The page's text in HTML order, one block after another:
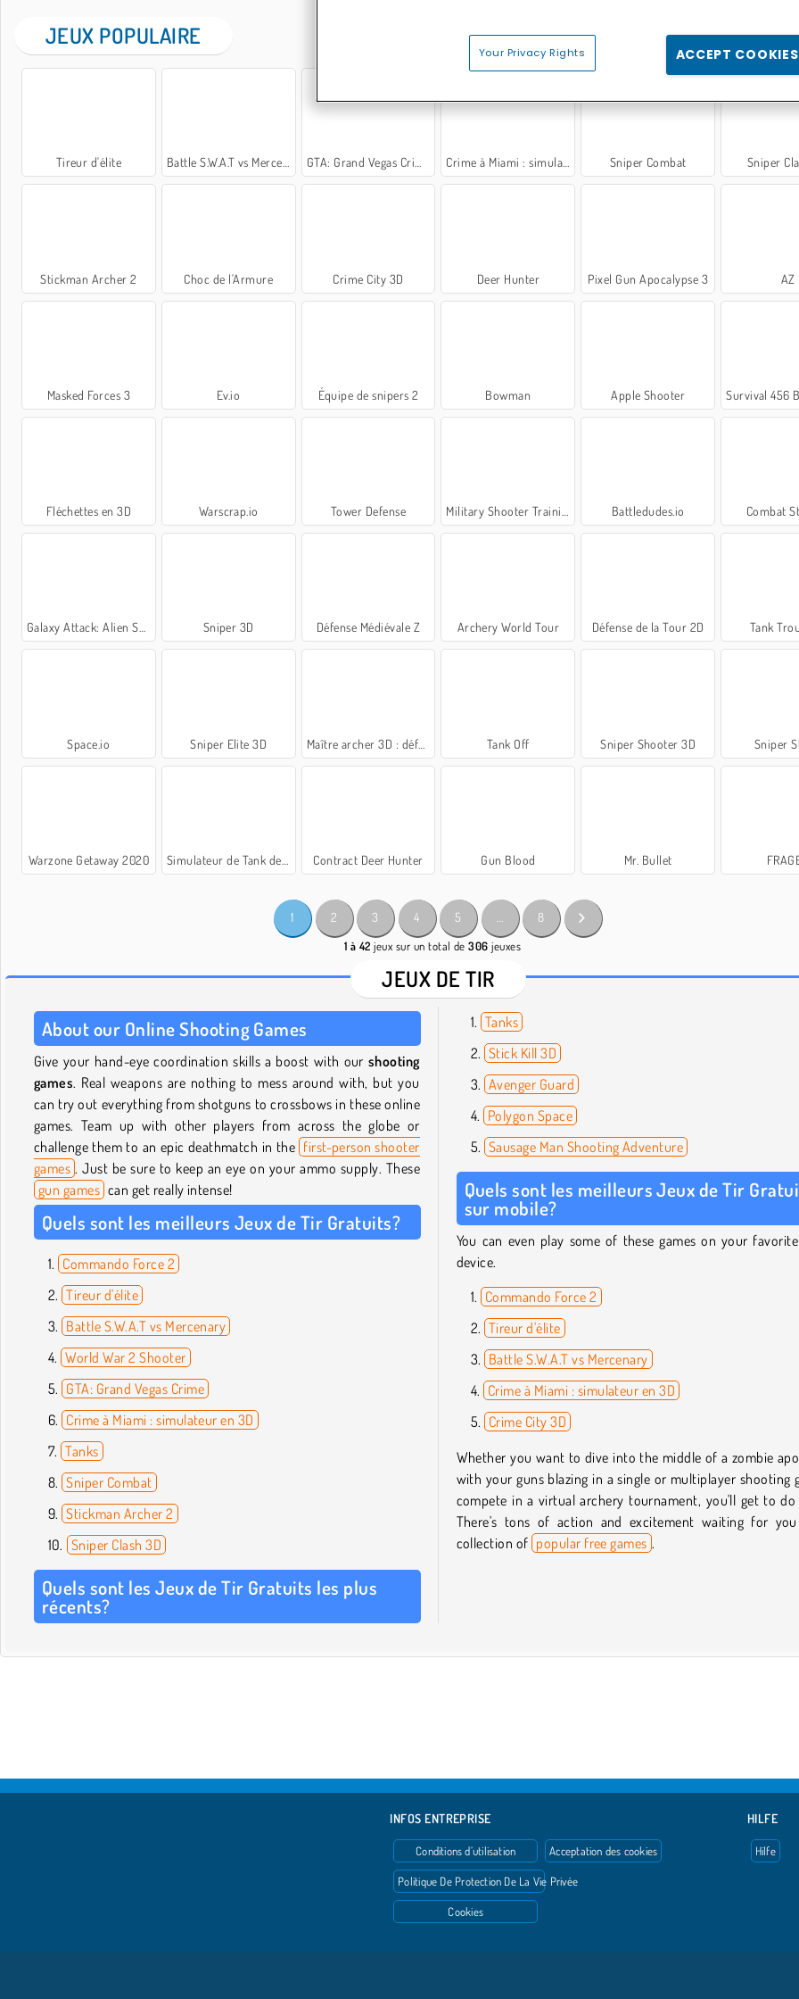
JEUX POPULAIRE
Tireur d'élite Battle S.W.A.T vs Mercenary GTA: Grand Vegas Crime Crime à Miami : simulateur en 3D Sniper Combat Sniper
Stickman Archer 2 Choc de l'Armure Crime City 3D Deer Hunter Pixel Gun Apocalypse 3 AZ
Masked Forces 3 Ev.io Équipe de snipers 2 Bowman Apple Shooter Survival 456 But
Fléchettes en 3D Warscrap.io Tower Defense Military Shooter Training Battledudes.io Combat
Galaxy Attack: Alien Shooter Sniper 3D Défense Médiévale Z Archery World Tour Défense de la Tour 2D Tank
Space.io Sniper Elite 3D Maître archer 3D : défense du château Tank Off Sniper Shooter 3D Sniper
Warzone Getaway 2020 Simulateur de Tank de Guerre Contract Deer Hunter Gun Blood Mr. Bullet
1 2 3 4 5 8
1 à 42 jeux sur un total de306 jeuxes
JEUX DE TIR
About our Online Shooting Games
Give your hand-eye coordination skills a boost with our shooting
games. Real weapons are nothing to mess around with, but you
can try out everything from shotguns to crossbows in these online
games. Team up with other players from across the globe or
challenge them to an epic deathmatch in the first-person shooter
games . Just be sure to keep an eye on your ammo supply. These
gun games can get really intense!
Quels sont les meilleurs Jeux de Tir Gratuits?
Commando Force 2
Tireur d'élite
Battle S.W.A.T vs Mercenary
World War 2 Shooter
GTA: Grand Vegas Crime
Crime à Miami : simulateur en 3D
Tanks
Sniper Combat
Stickman Archer 2
Sniper Clash 3D
Quels sont les Jeux de Tir Gratuits les plus
récents?
Tanks
Stick Kill 3D
Avenger Guard
Polygon Space
Sausage Man Shooting Adventure
Quels sont les meilleurs Jeux de Tir
sur mobile?
You can even play some of these games on your
device.
Commando Force 2
Tireur d'élite
Battle S.W.A.T vs Mercenary
Crime à Miami : simulateur en 3D
Crime City 3D
Whether you want to dive into the middle of a zombie
with your guns blazing in a single or multiplayer shooting
compete in a virtual archery tournament, you'll get to do
There's tons of action and excitement waiting for
collection of popular free games .
INFOS ENTREPRISE
Conditions d’utilisation
Politique De Protection De La Vie Privée
Cookies
Acceptation des cookies
HILFE
Hilfe
Your Privacy Rights ACCEPT COOKIES